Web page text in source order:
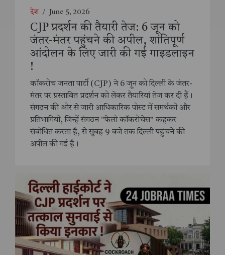
देश / June 5, 2026
CJP प्रदर्शन की तैयारी तेज: 6 जून को
जंतर-मंतर पहुंचने की अपील, शांतिपूर्ण
आंदोलन के लिए जारी की गई गाइडलाइन
!
कॉकरोच जनता पार्टी (CJP) ने 6 जून को दिल्ली के जंतर-
मंतर पर प्रस्तावित प्रदर्शन को लेकर तैयारियां तेज कर दी हैं।
संगठन की ओर से जारी आधिकारिक पोस्ट में समर्थकों और
प्रतिभागियों, जिन्हें संगठन "फेलो कॉकरोचेस" कहकर
संबोधित करता है, से सुबह 9 बजे तक दिल्ली पहुंचने की
अपील की गई है।